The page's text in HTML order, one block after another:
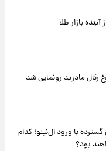
بازار طلا
رئال مادرید رونمایی شد
با ورود ال‌نینو؛ کدام
بود؟